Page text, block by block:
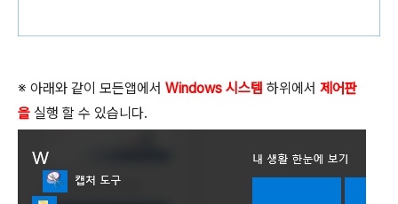
※ 아래와 같이 모든앱에서 Windows 시스템 하위에서 제어판
을 실행 할 수 있습니다.